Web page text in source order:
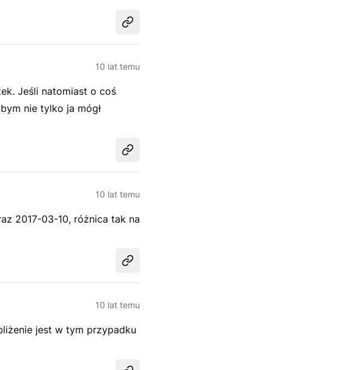
Udostępnij
10 lat temu
Jeśli natomiast o coś
nie tylko ja mógł
Udostępnij
10 lat temu
2017-03-10, różnica tak na
Udostępnij
10 lat temu
jest w tym przypadku